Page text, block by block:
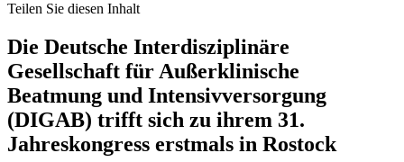
Teilen Sie diesen Inhalt
Die Deutsche Interdisziplinäre
Gesellschaft für Außerklinische
Beatmung und Intensivversorgung
(DIGAB) trifft sich zu ihrem 31.
Jahreskongress erstmals in Rostock